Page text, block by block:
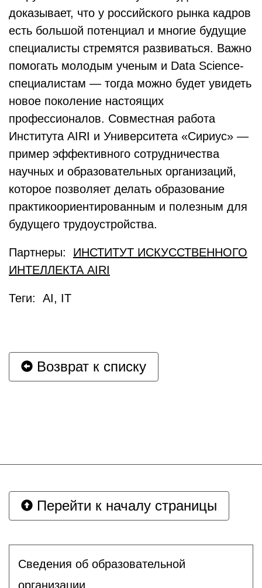
доказывает, что у российского рынка кадров
есть большой потенциал и многие будущие
специалисты стремятся развиваться. Важно
помогать молодым ученым и Data Scienсe-
специалистам — тогда можно будет увидеть
новое поколение настоящих
профессионалов. Совместная работа
Института AIRI и Университета «Сириус» —
пример эффективного сотрудничества
научных и образовательных организаций,
которое позволяет делать образование
практикоориентированным и полезным для
будущего трудоустройства.
Партнеры: ИНСТИТУТ ИСКУССТВЕННОГО
ИНТЕЛЛЕКТА AIRI
Теги: AI, IT
Возврат к списку
Перейти к началу страницы
Сведения об образовательной
организации